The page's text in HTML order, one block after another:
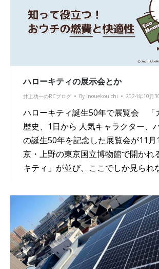
ハローキティの展示会とか
井上功一のRCブログ By inouekouichi 2024年10月
ハローキティ誕生50年で展覧会 「
歴史、1日から 人気キャラクター、
の誕生50年を記念した展覧会が11月
京・上野の東京国立博物館で開かれ
キティ」が並び、ここでしか見られ